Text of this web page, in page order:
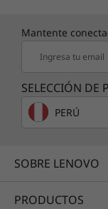
Mantente
Ingresa tu email
SELECCIÓN DE
PERÚ
SOBRE LENOVO
PRODUCTOS